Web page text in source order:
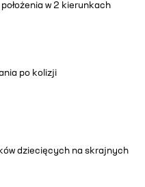
w 2 kierunkach
po kolizji
dziecięcych na skrajnych